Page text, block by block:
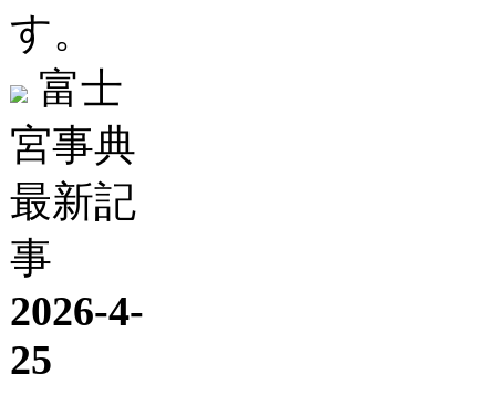
す。
富士
宮事典
最新記
事
2026-4-
25